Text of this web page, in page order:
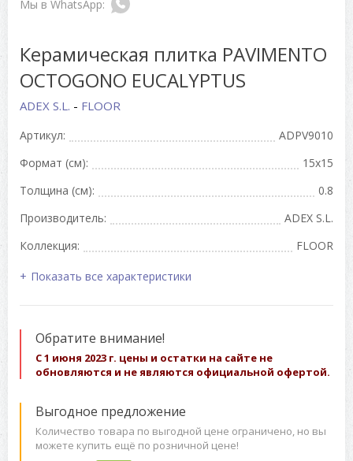
Керамическая плитка PAVIMENTO
OCTOGONO EUCALYPTUS
ADEX S.L. - FLOOR
Артикул:
ADPV9010
Формат (см):
15x15
Толщина (см):
0.8
Производитель:
ADEX S.L.
Коллекция:
FLOOR
Показать все характеристики
Обратите внимание!
С 1 июня 2023 г. цены и остатки на сайте не
обновляются и не являются официальной офертой.
Выгодное предложение
Количество товара по выгодной цене ограничено, но вы
можете купить ещё по розничной цене!